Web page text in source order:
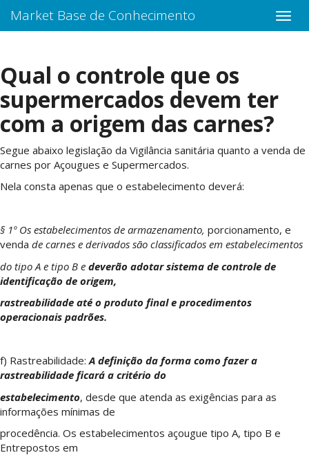
Market Base de Conhecimento
Qual o controle que os
supermercados devem ter
com a origem das carnes?
Segue abaixo legislação da Vigilância sanitária quanto a venda de
carnes por Açougues e Supermercados.
Nela consta apenas que o estabelecimento deverá:
§ 1º Os estabelecimentos de armazenamento, porcionamento, e
venda de carnes e derivados são classificados em estabelecimentos
do tipo A e tipo B e deverão adotar sistema de controle de
identificação de origem,
rastreabilidade até o produto final e procedimentos
operacionais padrões.
f) Rastreabilidade: A definição da forma como fazer a
rastreabilidade ficará a critério do
estabelecimento, desde que atenda as exigências para as
informações mínimas de
procedência. Os estabelecimentos açougue tipo A, tipo B e
Entrepostos em